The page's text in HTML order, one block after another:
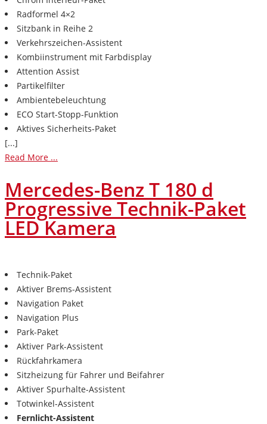
Radformel 4×2
Sitzbank in Reihe 2
Verkehrszeichen-Assistent
Kombiinstrument mit Farbdisplay
Attention Assist
Partikelfilter
Ambientebeleuchtung
ECO Start-Stopp-Funktion
Aktives Sicherheits-Paket
[...]
Read More ...
Mercedes-Benz T 180 d
Progressive Technik-Paket
LED Kamera
Technik-Paket
Aktiver Brems-Assistent
Navigation Paket
Navigation Plus
Park-Paket
Aktiver Park-Assistent
Rückfahrkamera
Sitzheizung für Fahrer und Beifahrer
Aktiver Spurhalte-Assistent
Totwinkel-Assistent
Fernlicht-Assistent